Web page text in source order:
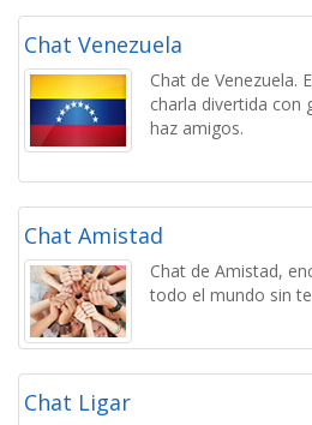
Chat Venezuela
Chat de Venezuela.
charla divertida con
haz amigos.
Chat Amistad
Chat de Amistad,
todo el mundo sin
Chat Ligar